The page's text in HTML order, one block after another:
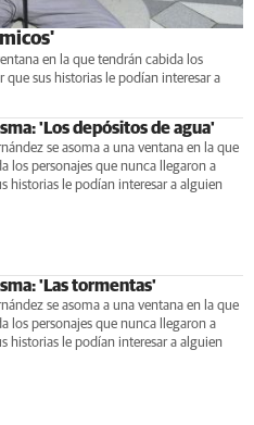
en la que tendrán cabida los
que sus historias le podían interesar a
'Los depósitos de agua'
se asoma a una ventana en la que
los personajes que nunca llegaron a
historias le podían interesar a alguien
'Las tormentas'
se asoma a una ventana en la que
los personajes que nunca llegaron a
historias le podían interesar a alguien